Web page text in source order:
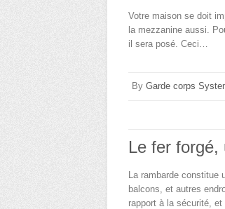
Votre maison se doit
la mezzanine aussi.
il sera posé. Ceci…
By Garde corps
Le fer forgé,
La rambarde constitue
balcons, et autres
rapport à la sécurité,